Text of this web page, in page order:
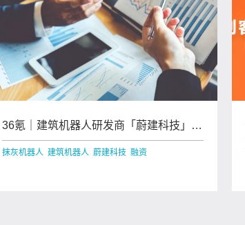
36氪｜建筑机器人研发商「蔚建科技」完
成 A 轮、 A+轮共亿元融资，抹灰机器人
抹灰机器人 建筑机器人 蔚建科技 融资